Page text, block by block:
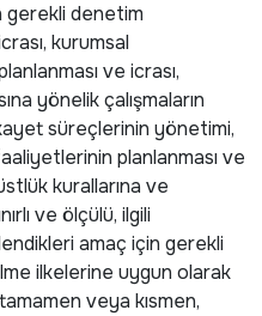
gerekli denetim
kurumsal
ve icrası,
yönelik çalışmaların
süreçlerinin yönetimi,
planlanması ve
kurallarına ve
ve ölçülü, ilgili
amaç için gerekli
ilkelerine uygun olarak
veya kısmen,